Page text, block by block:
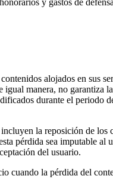
alojados en sus
manera, no garantiza
durante el periodo
la reposición de los
sea imputable al
del usuario.
cuando la pérdida del